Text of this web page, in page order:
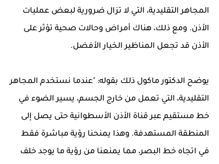
المجاهر التقليدية، التي لا تزال ضرورية لبعض عمليات
الأذن. ومع ذلك، هناك أمراض وحالات صحية تؤثر على
الأذن قد تجعل المناظير الخيار الأفضل.
يوضح الدكتور ماكول ذلك بقوله: "عندما نستخدم المجاهر
التقليدية، التي تعمل من خارج الجسم، يسير الضوء في
خط مستقيم عبر قناة الأذن الأسطوانية حتى يصل إلى
المنطقة المستهدفة. وهذا يمنحنا رؤية مباشرة فقط
في اتجاه خط البصر، مما يمنعنا من رؤية ما يوجد خلف